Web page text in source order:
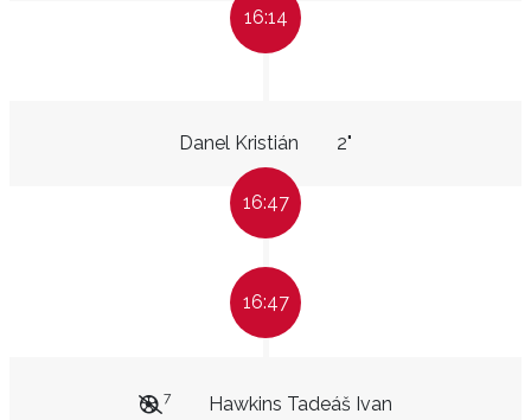
16:14
Danel Kristián 2"
16:47
16:47
Hawkins Tadeáš Ivan
7